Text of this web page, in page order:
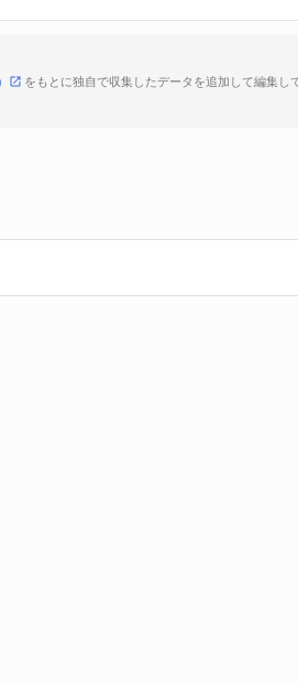
をもとに独自で収集したデータを追加して編集し